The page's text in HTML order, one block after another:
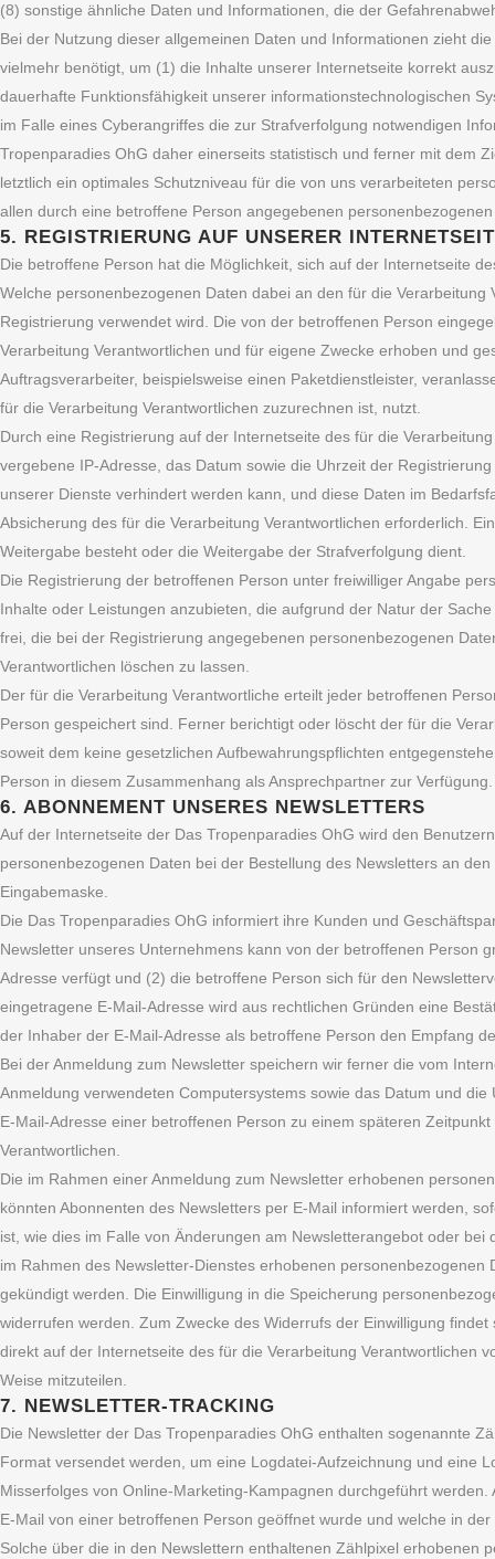
(8) sonstige ähnliche Daten und Informationen, die der
Bei der Nutzung dieser allgemeinen Daten und Informationen zieht
vielmehr benötigt, um (1) die Inhalte unserer Internetseite korrekt
dauerhafte Funktionsfähigkeit unserer informationstechnologischen
im Falle eines Cyberangriffes die zur Strafverfolgung notwendigen
Tropenparadies OhG daher einerseits statistisch und ferner mit dem
letztlich ein optimales Schutzniveau für die von uns verarbeiteten
allen durch eine betroffene Person angegebenen
5. REGISTRIERUNG AUF UNSERER
Die betroffene Person hat die Möglichkeit, sich auf der Internetseite
Welche personenbezogenen Daten dabei an den für die
Registrierung verwendet wird. Die von der betroffenen Person
Verarbeitung Verantwortlichen und für eigene Zwecke erhoben und
Auftragsverarbeiter, beispielsweise einen Paketdienstleister,
für die Verarbeitung Verantwortlichen zuzurechnen ist, nutzt.
Durch eine Registrierung auf der Internetseite des für die
vergebene IP-Adresse, das Datum sowie die Uhrzeit der
unserer Dienste verhindert werden kann, und diese Daten im
Absicherung des für die Verarbeitung Verantwortlichen erforderlich.
Weitergabe besteht oder die Weitergabe der Strafverfolgung dient.
Die Registrierung der betroffenen Person unter freiwilliger Angabe
Inhalte oder Leistungen anzubieten, die aufgrund der Natur der
frei, die bei der Registrierung angegebenen personenbezogenen
Verantwortlichen löschen zu lassen.
Der für die Verarbeitung Verantwortliche erteilt jeder betroffenen
Person gespeichert sind. Ferner berichtigt oder löscht der für die
soweit dem keine gesetzlichen Aufbewahrungspflichten
Person in diesem Zusammenhang als Ansprechpartner zur Verfügung.
6. ABONNEMENT UNSERES NEWSLETTERS
Auf der Internetseite der Das Tropenparadies OhG wird den
personenbezogenen Daten bei der Bestellung des Newsletters an
Eingabemaske.
Die Das Tropenparadies OhG informiert ihre Kunden und
Newsletter unseres Unternehmens kann von der betroffenen Person
Adresse verfügt und (2) die betroffene Person sich für den
eingetragene E-Mail-Adresse wird aus rechtlichen Gründen eine
der Inhaber der E-Mail-Adresse als betroffene Person den Empfang
Bei der Anmeldung zum Newsletter speichern wir ferner die vom
Anmeldung verwendeten Computersystems sowie das Datum und
E-Mail-Adresse einer betroffenen Person zu einem späteren
Verantwortlichen.
Die im Rahmen einer Anmeldung zum Newsletter erhobenen
könnten Abonnenten des Newsletters per E-Mail informiert werden,
ist, wie dies im Falle von Änderungen am Newsletterangebot oder
im Rahmen des Newsletter-Dienstes erhobenen
gekündigt werden. Die Einwilligung in die Speicherung
widerrufen werden. Zum Zwecke des Widerrufs der Einwilligung
direkt auf der Internetseite des für die Verarbeitung Verantwortlichen
Weise mitzuteilen.
7. NEWSLETTER-TRACKING
Die Newsletter der Das Tropenparadies OhG enthalten sogenannte
Format versendet werden, um eine Logdatei-Aufzeichnung und eine
Misserfolges von Online-Marketing-Kampagnen durchgeführt
E-Mail von einer betroffenen Person geöffnet wurde und welche in
Solche über die in den Newslettern enthaltenen Zählpixel erhobenen